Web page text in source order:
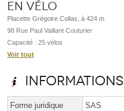
En vélo
Placette Grégoire Collas, à 424 m
98 Rue Paul Vaillant Couturier
Capacité : 25 vélos
Voir tout
Informations
Forme juridique SAS